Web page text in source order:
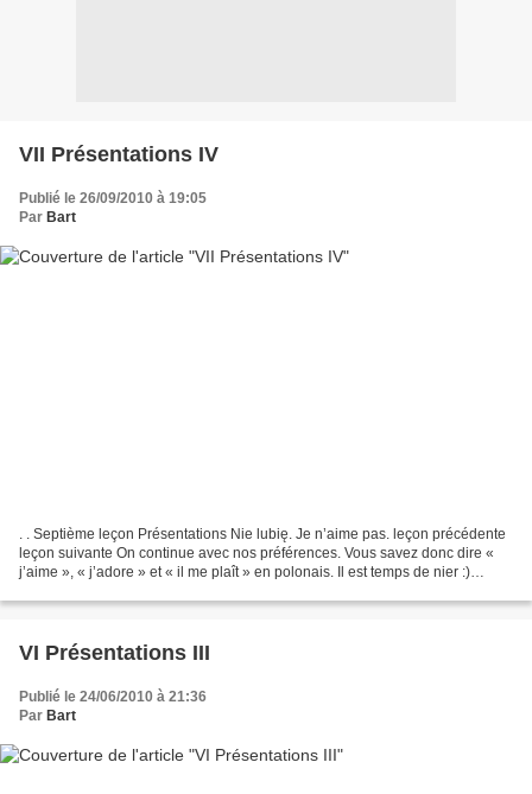
VII Présentations IV
Publié le 26/09/2010 à 19:05
Par Bart
. . Septième leçon Présentations Nie lubię. Je n’aime pas. leçon précédente
leçon suivante On continue avec nos préférences. Vous savez donc dire «
j’aime », « j’adore » et « il me plaît » en polonais. Il est temps de nier :)
VI Présentations III
Publié le 24/06/2010 à 21:36
Par Bart